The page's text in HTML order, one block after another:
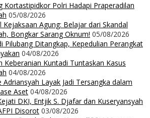
Kortastipidkor Polri Hadapi Praperadilan
05/08/2026
Agung: Belajar dari Skandal
Bongkar Sarang Oknum! 05/08/2026
Pilubang Ditangkap, Kepedulian Perangkat
04/08/2026
Keberanian Kuntadi Tuntaskan Kasus
04/08/2026
Adriansyah Layak Jadi Tersangka dalam
Aset 04/08/2026
DKI, Entjik S. Djafar dan Kuseryansyah
Disorot 03/08/2026